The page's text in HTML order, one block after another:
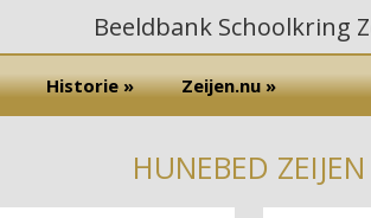
Historie » Zeijen.nu »
HUNEBED ZEIJEN